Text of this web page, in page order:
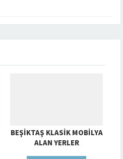
BEŞIKTAŞ KLASIK MOBILYA
ALAN YERLER